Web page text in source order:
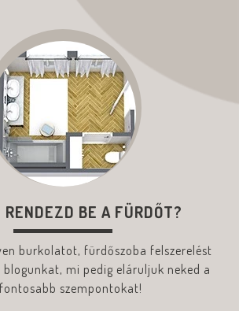
RENDEZD BE A FÜRDŐT?
burkolatot, fürdőszoba felszerelést
blogunkat, mi pedig eláruljuk neked a
szempontokat!